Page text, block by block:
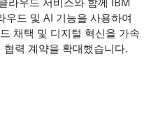
드 및 AI 기능을 사용하여
채택 및 디지털 혁신을 가속
력 계약을 확대했습니다.